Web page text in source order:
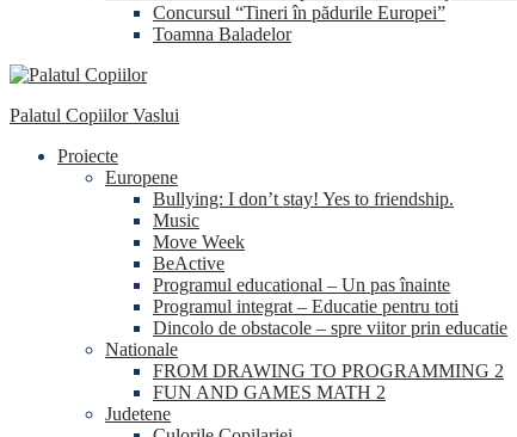
Concursul “Tineri în pădurile Europei”
Toamna Baladelor
Palatul Copiilor Vaslui
Proiecte
Europene
Bullying: I don’t stay! Yes to friendship.
Music
Move Week
BeActive
Programul educational – Un pas înainte
Programul integrat – Educatie pentru toti
Dincolo de obstacole – spre viitor prin educatie
Nationale
FROM DRAWING TO PROGRAMMING 2
FUN AND GAMES MATH 2
Judetene